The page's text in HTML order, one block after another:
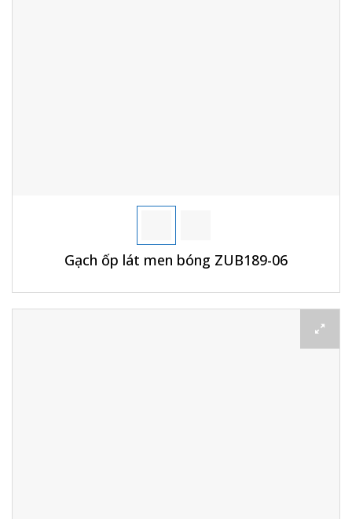
Gạch ốp lát men bóng ZUB189-06